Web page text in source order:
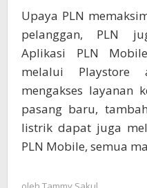
Upaya PLN
pelanggan, PLN
Aplikasi PLN
melalui Playstore
mengakses layanan
pasang baru,
listrik dapat juga
PLN Mobile, semua